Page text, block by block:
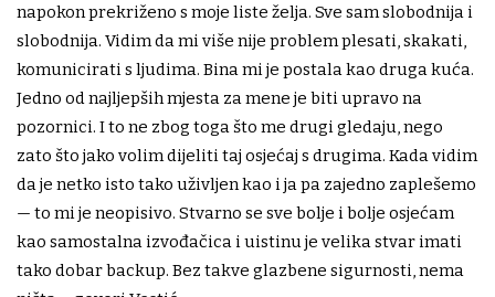
napokon prekriženo s moje liste želja. Sve sam slobodnija i
slobodnija. Vidim da mi više nije problem plesati, skakati,
komunicirati s ljudima. Bina mi je postala kao druga kuća.
Jedno od najljepših mjesta za mene je biti upravo na
pozornici. I to ne zbog toga što me drugi gledaju, nego
zato što jako volim dijeliti taj osjećaj s drugima. Kada vidim
da je netko isto tako uživljen kao i ja pa zajedno zaplešemo
— to mi je neopisivo. Stvarno se sve bolje i bolje osjećam
kao samostalna izvođačica i uistinu je velika stvar imati
tako dobar backup. Bez takve glazbene sigurnosti, nema